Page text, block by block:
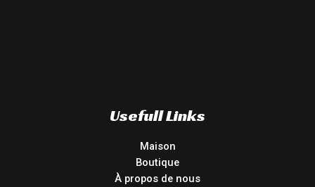
Usefull Links
Maison
Boutique
À propos de nous